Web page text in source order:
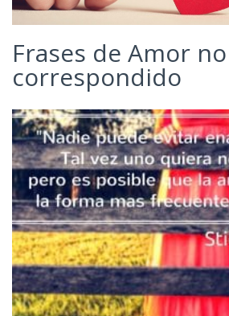
Frases de Amor no
correspondido